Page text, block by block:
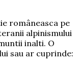
româneasca pe
alpinismului
inalti. O
sau ar cuprinde: